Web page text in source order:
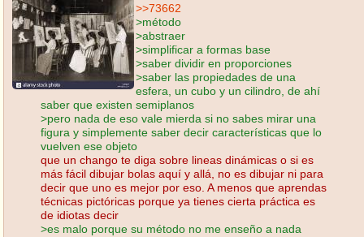
>>73662
>método
>abstraer
>simplificar a formas base
>saber dividir en proporciones
>saber las propiedades de una
esfera, un cubo y un cilindro, de ahí
saber que existen semiplanos
>pero nada de eso vale mierda si no sabes mirar una
figura y simplemente saber decir características que lo
vuelven ese objeto
que un chango te diga sobre lineas dinámicas o si es
más fácil dibujar bolas aquí y allá, no es dibujar ni para
decir que uno es mejor por eso. A menos que aprendas
técnicas pictóricas porque ya tienes cierta práctica es
de idiotas decir
>es malo porque su método no me enseño a nada